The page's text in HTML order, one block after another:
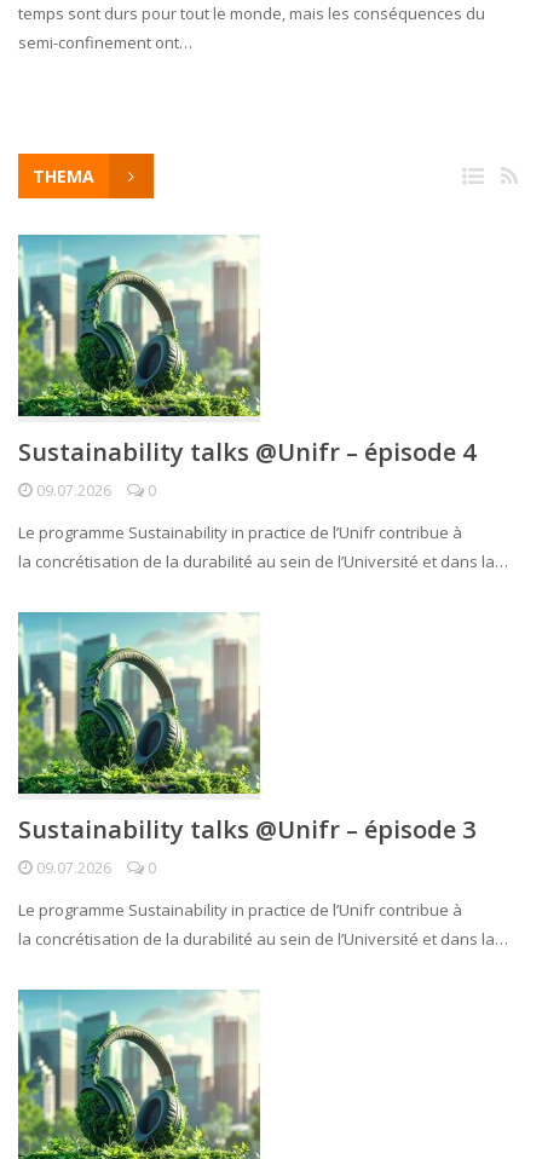
temps sont durs pour tout le monde, mais les conséquences du
semi-confinement ont…
THEMA
Sustainability talks @Unifr – épisode 4
09.07.2026 0
Le programme Sustainability in practice de l’Unifr contribue à
la concrétisation de la durabilité au sein de l’Université et dans la…
Sustainability talks @Unifr – épisode 3
09.07.2026 0
Le programme Sustainability in practice de l’Unifr contribue à
la concrétisation de la durabilité au sein de l’Université et dans la…